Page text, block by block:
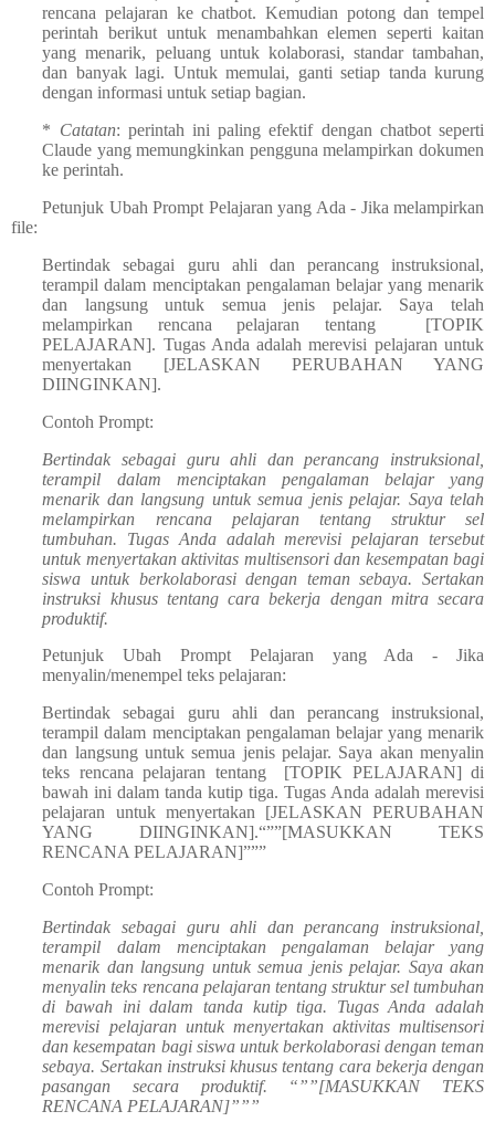
rencana pelajaran ke chatbot. Kemudian potong dan tempel
perintah berikut untuk menambahkan elemen seperti kaitan
yang menarik, peluang untuk kolaborasi, standar tambahan,
dan banyak lagi. Untuk memulai, ganti setiap tanda kurung
dengan informasi untuk setiap bagian.
* Catatan: perintah ini paling efektif dengan chatbot seperti
Claude yang memungkinkan pengguna melampirkan dokumen
ke perintah.
Petunjuk Ubah Prompt Pelajaran yang Ada - Jika melampirkan
file:
Bertindak sebagai guru ahli dan perancang instruksional,
terampil dalam menciptakan pengalaman belajar yang menarik
dan langsung untuk semua jenis pelajar. Saya telah
melampirkan rencana pelajaran tentang [TOPIK
PELAJARAN]. Tugas Anda adalah merevisi pelajaran untuk
menyertakan [JELASKAN PERUBAHAN YANG
DIINGINKAN].
Contoh Prompt:
Bertindak sebagai guru ahli dan perancang instruksional,
terampil dalam menciptakan pengalaman belajar yang
menarik dan langsung untuk semua jenis pelajar. Saya telah
melampirkan rencana pelajaran tentang struktur sel
tumbuhan. Tugas Anda adalah merevisi pelajaran tersebut
untuk menyertakan aktivitas multisensori dan kesempatan bagi
siswa untuk berkolaborasi dengan teman sebaya. Sertakan
instruksi khusus tentang cara bekerja dengan mitra secara
produktif.
Petunjuk Ubah Prompt Pelajaran yang Ada - Jika
menyalin/menempel teks pelajaran:
Bertindak sebagai guru ahli dan perancang instruksional,
terampil dalam menciptakan pengalaman belajar yang menarik
dan langsung untuk semua jenis pelajar. Saya akan menyalin
teks rencana pelajaran tentang [TOPIK PELAJARAN] di
bawah ini dalam tanda kutip tiga. Tugas Anda adalah merevisi
pelajaran untuk menyertakan [JELASKAN PERUBAHAN
YANG DIINGINKAN].“””[MASUKKAN TEKS
RENCANA PELAJARAN]”””
Contoh Prompt:
Bertindak sebagai guru ahli dan perancang instruksional,
terampil dalam menciptakan pengalaman belajar yang
menarik dan langsung untuk semua jenis pelajar. Saya akan
menyalin teks rencana pelajaran tentang struktur sel tumbuhan
di bawah ini dalam tanda kutip tiga. Tugas Anda adalah
merevisi pelajaran untuk menyertakan aktivitas multisensori
dan kesempatan bagi siswa untuk berkolaborasi dengan teman
sebaya. Sertakan instruksi khusus tentang cara bekerja dengan
pasangan secara produktif. “””[MASUKKAN TEKS
RENCANA PELAJARAN]”””